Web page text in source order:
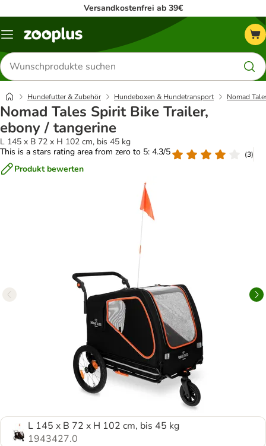
Versandkostenfrei ab 39€
Menü
Produkte
suchen
Hundefutter & Zubehör Hundeboxen & Hundetransport Nomad
Nomad Tales Spirit Bike Trailer,
ebony / tangerine
L 145 x B 72 x H 102 cm, bis 45 kg
This is a stars rating area from zero to 5: 4.3/5
(3)
Produkt bewerten
L 145 x B 72 x H 102 cm, bis 45 kg
1943427.0